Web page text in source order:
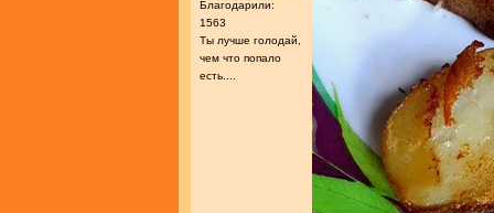
Благодарили:
1563
Ты лучше голодай,
чем что попало
есть....